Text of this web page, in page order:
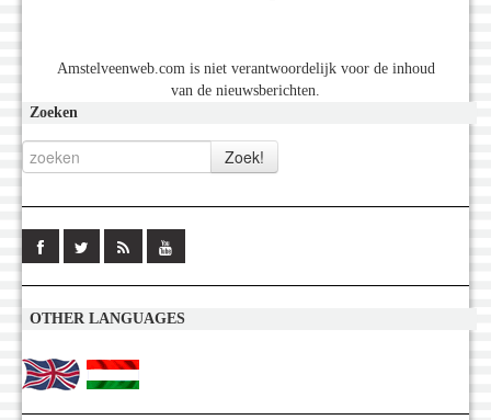
Amstelveenweb.com is niet verantwoordelijk voor de inhoud
van de nieuwsberichten.
Zoeken
OTHER LANGUAGES